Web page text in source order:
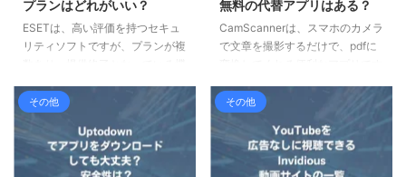
プランはどれがいい？
ESETは、高い評価を持つセキュ
リティソフトですが、プランが複
か分かりにくいです。またそもそ
という問題があります。この記事
では、ESETのプラント機能の違
いと、それが本当に必要か、別の
無料の代替アプリはある？
CamScannerは、スマホのカメラ
で文章を撮影するだけで、pdfに
安全性が気になるという方も多く
CamScannerの代わりに使えるス
キャンアプリを、6つご紹介いた
します。 ポイント CamScanner
その他 その他